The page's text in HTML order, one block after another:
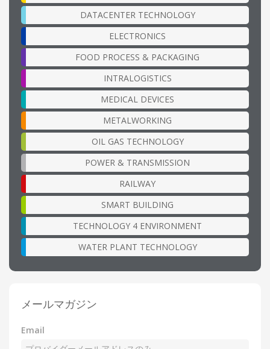
DATACENTER TECHNOLOGY
ELECTRONICS
FOOD PROCESS & PACKAGING
INTRALOGISTICS
MEDICAL DEVICES
METALWORKING
OIL GAS TECHNOLOGY
POWER & TRANSMISSION
RAILWAY
SMART BUILDING
TECHNOLOGY 4 ENVIRONMENT
WATER PLANT TECHNOLOGY
メールマガジン
Email